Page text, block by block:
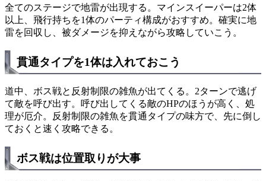
全てのステージで地雷が出現する。マインスイーパーは2体
以上、飛行持ちを1体のパーティ構成がおすすめ。確実に地
雷を回収し、被ダメージを抑えながら攻略していこう。
貫通タイプを1体は入れておこう
道中、ボス戦と反射制限の雑魚が出てくる。2ターンで逃げ
て敵を呼び出す。呼び出してくる敵のHPのほうが高く、処
理が厄介。反射制限の雑魚を貫通タイプの味方で、先に倒し
ておくと速く攻略できる。
ボス戦は位置取りが大事